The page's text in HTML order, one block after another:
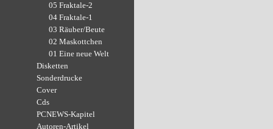
05 Fraktale-2
04 Fraktale-1
03 Räuber/Beute
02 Maskottchen
01 Eine neue Welt
Disketten
Sonderdrucke
Cover
Cds
PCNEWS-Kapitel
Autoren-Artikel